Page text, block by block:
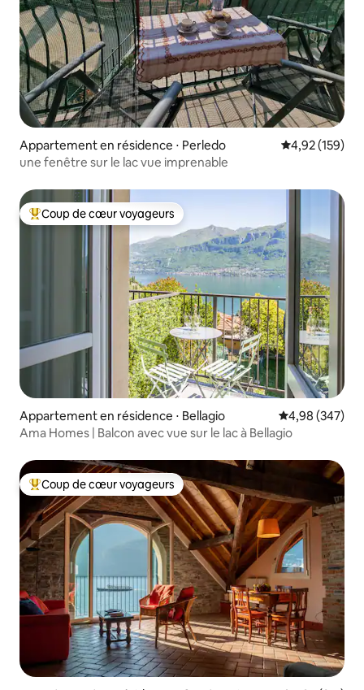
Appartement en résidence ⋅ Perledo Évaluation
4,92 (159)
une fenêtre sur le lac vue imprenable
Coups de cœur voyageurs les plus appréciés
Coup de cœur voyageurs
Appartement en résidence ⋅ Bellagio Évaluation
4,98 (347)
Ama Homes | Balcon avec vue sur le lac à Bellagio
Coups de cœur voyageurs les plus appréciés
Coup de cœur voyageurs